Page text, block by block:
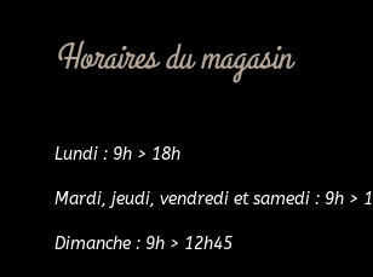
Horaires du magasin
Lundi : 9h > 18h
Mardi, jeudi, vendredi et samedi : 9h >
Dimanche : 9h > 12h45